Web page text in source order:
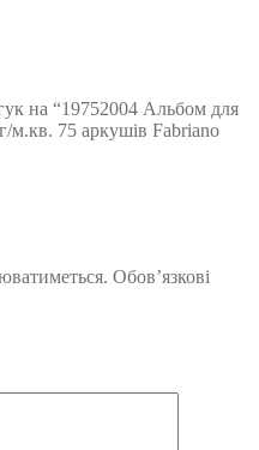
на “19752004 Альбом для
м.кв. 75 аркушів Fabriano
Обов’язкові